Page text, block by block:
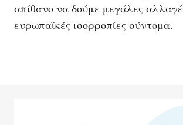
απίθανο να δούμε μεγάλες
ευρωπαϊκές ισορροπίες σύντομα.